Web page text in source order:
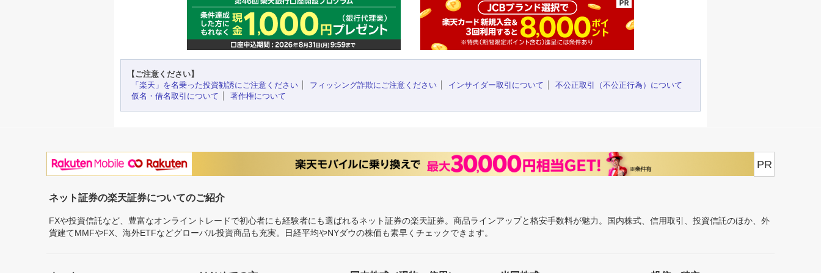
【ご注意ください】
「楽天」を名乗った投資勧誘にご注意ください
フィッシング詐欺にご注意ください インサイダー取引について
不公正取引（不公正行為）について
仮名・借名取引について
著作権について
PR
ネット証券の楽天証券についてのご紹介
FXや投資信託など、豊富なオンライントレードで初心者にも経験者にも選ばれるネット証券の楽天証券。商品ラインアップと格安手数料が魅力。国内株式、信用取引、投資信託のほか、外
貨建てMMFやFX、海外ETFなどグローバル投資商品も充実。日経平均やNYダウの株価も素早くチェックできます。